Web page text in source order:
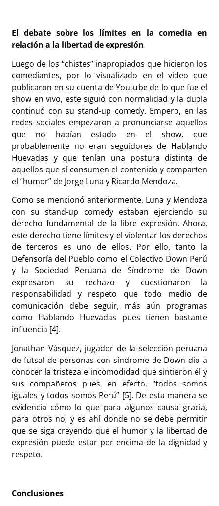
El debate sobre los límites en la comedia en
relación a la libertad de expresión
Luego de los “chistes” inapropiados que hicieron los
comediantes, por lo visualizado en el video que
publicaron en su cuenta de Youtube de lo que fue el
show en vivo, este siguió con normalidad y la dupla
continuó con su stand-up comedy. Empero, en las
redes sociales empezaron a pronunciarse aquellos
que no habían estado en el show, que
probablemente no eran seguidores de Hablando
Huevadas y que tenían una postura distinta de
aquellos que sí consumen el contenido y comparten
el “humor” de Jorge Luna y Ricardo Mendoza.
Como se mencionó anteriormente, Luna y Mendoza
con su stand-up comedy estaban ejerciendo su
derecho fundamental de la libre expresión. Ahora,
este derecho tiene límites y el violentar los derechos
de terceros es uno de ellos. Por ello, tanto la
Defensoría del Pueblo como el Colectivo Down Perú
y la Sociedad Peruana de Síndrome de Down
expresaron su rechazo y cuestionaron la
responsabilidad y respeto que todo medio de
comunicación debe seguir, más aún programas
como Hablando Huevadas pues tienen bastante
influencia [4].
Jonathan Vásquez, jugador de la selección peruana
de futsal de personas con síndrome de Down dio a
conocer la tristeza e incomodidad que sintieron él y
sus compañeros pues, en efecto, “todos somos
iguales y todos somos Perú” [5]. De esta manera se
evidencia cómo lo que para algunos causa gracia,
para otros no; y es ahí donde no se debe permitir
que se siga creyendo que el humor y la libertad de
expresión puede estar por encima de la dignidad y
respeto.
Conclusiones